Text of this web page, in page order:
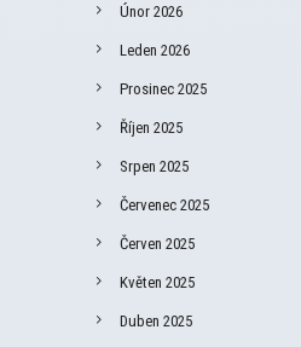
Únor 2026
Leden 2026
Prosinec 2025
Říjen 2025
Srpen 2025
Červenec 2025
Červen 2025
Květen 2025
Duben 2025